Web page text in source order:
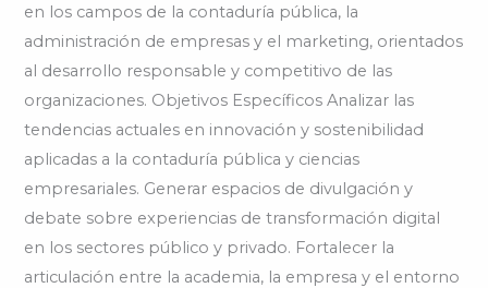
en los campos de la contaduría pública, la
administración de empresas y el marketing, orientados
al desarrollo responsable y competitivo de las
organizaciones. Objetivos Específicos Analizar las
tendencias actuales en innovación y sostenibilidad
aplicadas a la contaduría pública y ciencias
empresariales. Generar espacios de divulgación y
debate sobre experiencias de transformación digital
en los sectores público y privado. Fortalecer la
articulación entre la academia, la empresa y el entorno